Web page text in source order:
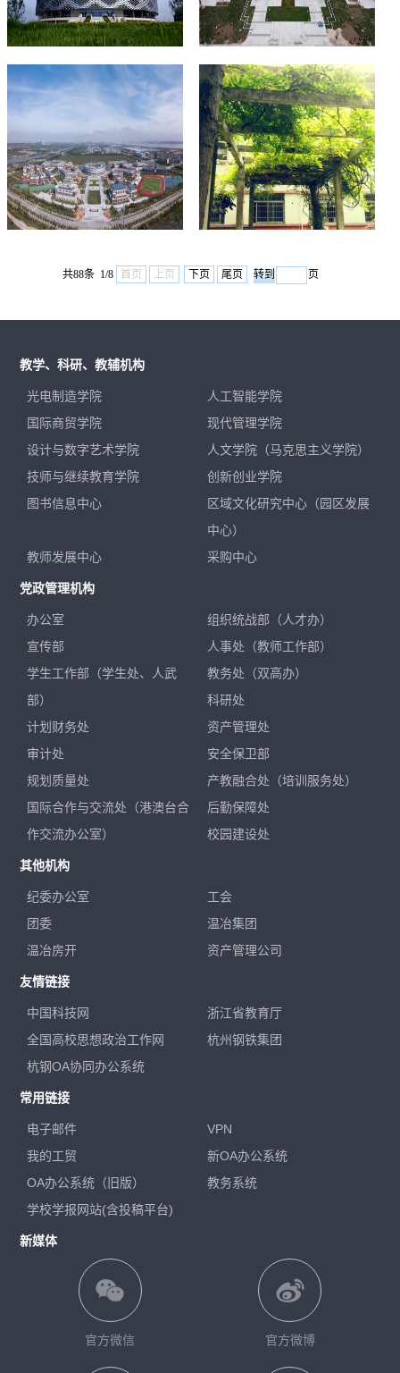
共88条 1/8 首页 上页 下页 尾页 页
教学、科研、教辅机构
光电制造学院
人工智能学院
国际商贸学院
现代管理学院
设计与数字艺术学院
人文学院（马克思主义学院）
技师与继续教育学院
创新创业学院
图书信息中心
区域文化研究中心（园区发展
中心）
教师发展中心
采购中心
党政管理机构
办公室
组织统战部（人才办）
宣传部
人事处（教师工作部）
学生工作部（学生处、人武
部）
教务处（双高办）
科研处
计划财务处
资产管理处
审计处
安全保卫部
规划质量处
产教融合处（培训服务处）
国际合作与交流处（港澳台合
作交流办公室）
后勤保障处
校园建设处
其他机构
纪委办公室
工会
团委
温冶集团
温冶房开
资产管理公司
友情链接
中国科技网
浙江省教育厅
全国高校思想政治工作网
杭州钢铁集团
杭钢OA协同办公系统
常用链接
电子邮件
VPN
我的工贸
新OA办公系统
OA办公系统（旧版）
教务系统
学校学报网站(含投稿平台)
新媒体
官方微信 官方微博